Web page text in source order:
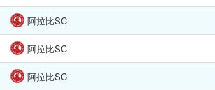
阿拉比SC
阿拉比SC
阿拉比SC